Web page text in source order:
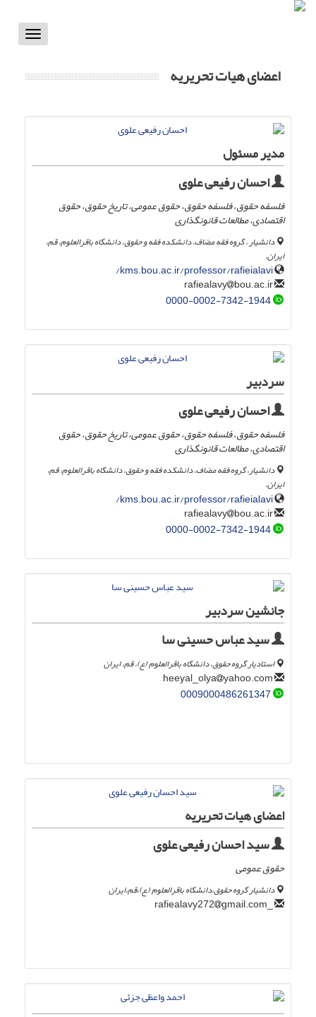
Toggle
اعضای هیات تحریریه
مدیر مسئول
احسان رفیعی علوی
فلسفه حقوق، فلسفه حقوق، حقوق عمومی، تاریخ حقوق، حقوق
اقتصادی، مطالعات قانونگذاری
دانشیار ، گروه فقه مضاف، دانشکده فقه و حقوق، دانشگاه باقرالعلوم، قم،
ایران.
kms.bou.ac.ir/professor/rafieialavi/
bou.ac.ir
0000-0002-7342-1944
سردبیر
احسان رفیعی علوی
فلسفه حقوق، فلسفه حقوق، حقوق عمومی، تاریخ حقوق، حقوق
اقتصادی، مطالعات قانونگذاری
دانشیار، گروه فقه مضاف، دانشکده فقه و حقوق، دانشگاه باقرالعلوم، قم،
ایران.
kms.bou.ac.ir/professor/rafieialavi/
bou.ac.ir
0000-0002-7342-1944
جانشین سردبیر
سید عباس حسینی سا
استادیار گروه حقوق، دانشگاه باقرالعلوم (ع)، قم، ایران
yahoo.com
0009000486261347
اعضای هیات تحریریه
سید احسان رفیعی علوی
حقوق عمومی
دانشیار گروه حقوق،دانشگاه باقرالعلوم (,ع)،قم،ایران
_rafiealavy272
gmail.com